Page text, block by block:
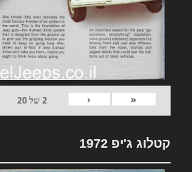
«
‹
2של20
קטלוג ג'יפ 1972